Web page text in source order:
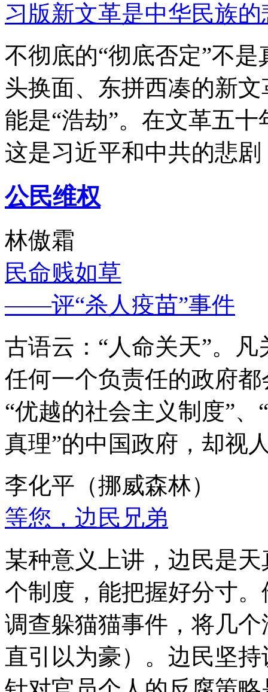
习版新文革是中华民族的
不彻底的“彻底否定”不
头换面、东拼西凑的新
能是“浩劫”。在文革五
这是习近平和中共的悲
公民维权
林傲霜
民命贱如草
——评“杀人疫苗”事件
古语云：“人命关天”。
任何一个负责任的政府
“优越的社会主义制度”
真理”的中国政府，却视
李化平（挪威森林）
等您，边民兄弟
某种意义上讲，边民是
个制度，能把握好分寸
调查躲猫猫事件，将几
直引以为豪）。边民坚